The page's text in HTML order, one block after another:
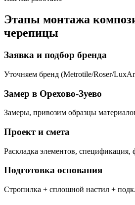
Этапы монтажа
черепицы
Заявка и подбор бренда
Уточняем бренд (Metrotile/Roser/
Замер в Орехово-Зуево
Замеры, привозим образцы
Проект и смета
Раскладка элементов, спецификация,
Подготовка основания
Стропилка + сплошной настил +